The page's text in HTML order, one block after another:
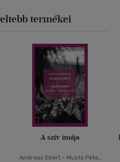
termékei
A szív imája
Andreas Ebert- Mustó Péter